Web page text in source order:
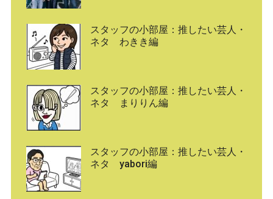
スタッフの小部屋：推したい芸人・
ネタ わきき編
スタッフの小部屋：推したい芸人・
ネタ まりりん編
スタッフの小部屋：推したい芸人・
ネタ yabori編